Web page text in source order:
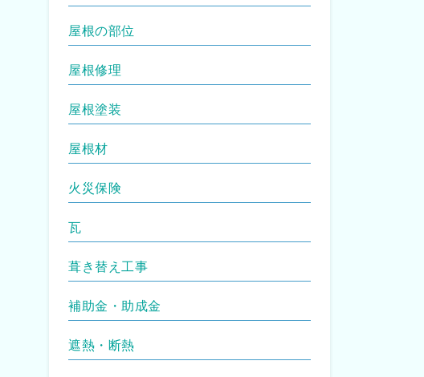
屋根の部位
屋根修理
屋根塗装
屋根材
火災保険
瓦
葺き替え工事
補助金・助成金
遮熱・断熱